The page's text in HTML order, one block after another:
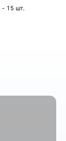
- 15 шт.